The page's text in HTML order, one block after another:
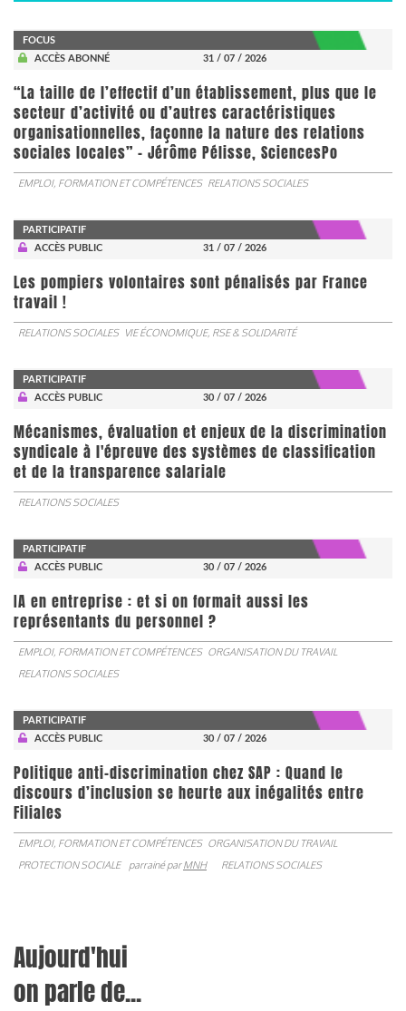
FOCUS
ACCÈS ABONNÉ
31 / 07 / 2026
“La taille de l’effectif d’un établissement, plus que le
secteur d’activité ou d’autres caractéristiques
organisationnelles, façonne la nature des relations
sociales locales” - Jérôme Pélisse, SciencesPo
EMPLOI, FORMATION ET COMPÉTENCES RELATIONS SOCIALES
PARTICIPATIF
ACCÈS PUBLIC
31 / 07 / 2026
Les pompiers volontaires sont pénalisés par France
travail !
RELATIONS SOCIALES VIE ÉCONOMIQUE, RSE & SOLIDARITÉ
PARTICIPATIF
ACCÈS PUBLIC
30 / 07 / 2026
Mécanismes, évaluation et enjeux de la discrimination
syndicale à l'épreuve des systèmes de classification
et de la transparence salariale
RELATIONS SOCIALES
PARTICIPATIF
ACCÈS PUBLIC
30 / 07 / 2026
IA en entreprise : et si on formait aussi les
représentants du personnel ?
EMPLOI, FORMATION ET COMPÉTENCES ORGANISATION DU TRAVAIL
RELATIONS SOCIALES
PARTICIPATIF
ACCÈS PUBLIC
30 / 07 / 2026
Politique anti-discrimination chez SAP : Quand le
discours d’inclusion se heurte aux inégalités entre
Filiales
EMPLOI, FORMATION ET COMPÉTENCES ORGANISATION DU TRAVAIL
PROTECTION SOCIALE
parrainé parMNH RELATIONS SOCIALES
Aujourd'hui
on parle de...